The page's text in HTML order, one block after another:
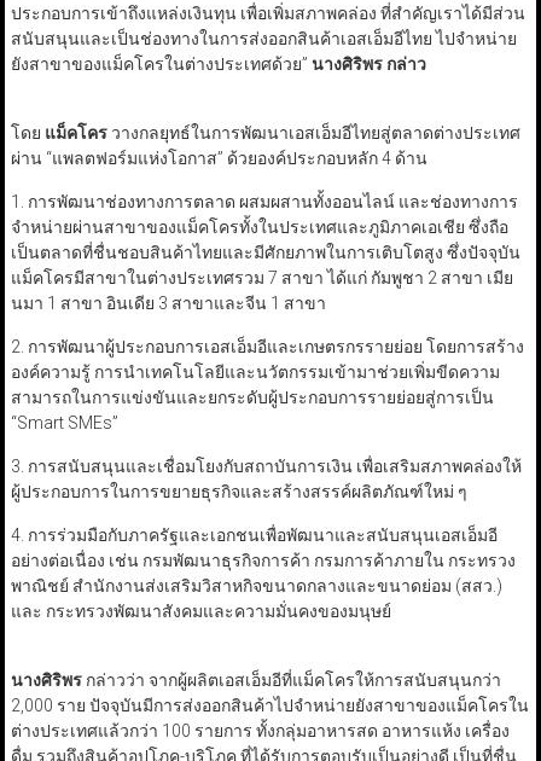
ประกอบการเข้าถึงแหล่งเงินทุน เพื่อเพิ่มสภาพคล่อง ที่สำคัญเราได้มีส่วน
สนับสนุนและเป็นช่องทางในการส่งออกสินค้าเอสเอ็มอีไทย ไปจำหน่าย
ยังสาขาของแม็คโครในต่างประเทศด้วย” นางศิริพร กล่าว
โดย แม็คโครวางกลยุทธ์ในการพัฒนาเอสเอ็มอีไทยสู่ตลาดต่างประเทศ
ผ่าน “แพลตฟอร์มแห่งโอกาส” ด้วยองค์ประกอบหลัก 4 ด้าน
1. การพัฒนาช่องทางการตลาด ผสมผสานทั้งออนไลน์ และช่องทางการ
จำหน่ายผ่านสาขาของแม็คโครทั้งในประเทศและภูมิภาคเอเชีย ซึ่งถือ
เป็นตลาดที่ชื่นชอบสินค้าไทยและมีศักยภาพในการเติบโตสูง ซึ่งปัจจุบัน
แม็คโครมีสาขาในต่างประเทศรวม 7 สาขา ได้แก่ กัมพูชา 2 สาขา เมีย
นมา 1 สาขา อินเดีย 3 สาขาและจีน 1 สาขา
2. การพัฒนาผู้ประกอบการเอสเอ็มอีและเกษตรกรรายย่อย โดยการสร้าง
องค์ความรู้ การนำเทคโนโลยีและนวัตกรรมเข้ามาช่วยเพิ่มขีดความ
สามารถในการแข่งขันและยกระดับผู้ประกอบการรายย่อยสู่การเป็น
“Smart SMEs”
3. การสนับสนุนและเชื่อมโยงกับสถาบันการเงิน เพื่อเสริมสภาพคล่องให้
ผู้ประกอบการในการขยายธุรกิจและสร้างสรรค์ผลิตภัณฑ์ใหม่ ๆ
4. การร่วมมือกับภาครัฐและเอกชนเพื่อพัฒนาและสนับสนุนเอสเอ็มอี
อย่างต่อเนื่อง เช่น กรมพัฒนาธุรกิจการค้า กรมการค้าภายใน กระทรวง
พาณิชย์ สำนักงานส่งเสริมวิสาหกิจขนาดกลางและขนาดย่อม (สสว.)
และ กระทรวงพัฒนาสังคมและความมั่นคงของมนุษย์
นางศิริพรกล่าวว่า จากผู้ผลิตเอสเอ็มอีที่แม็คโครให้การสนับสนุนกว่า
2,000 ราย ปัจจุบันมีการส่งออกสินค้าไปจำหน่ายยังสาขาของแม็คโครใน
ต่างประเทศแล้วกว่า 100 รายการ ทั้งกลุ่มอาหารสด อาหารแห้ง เครื่อง
ดื่ม รวมถึงสินค้าอุปโภค-บริโภค ที่ได้รับการตอบรับเป็นอย่างดี เป็นที่ชื่น